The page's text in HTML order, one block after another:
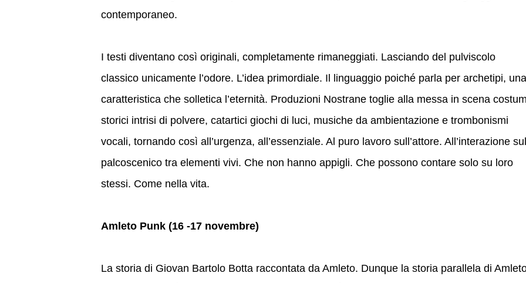
contemporaneo.
I testi diventano così originali, completamente rimaneggiati. Lasciando del pulviscolo
classico unicamente l’odore. L’idea primordiale. Il linguaggio poiché parla per archetipi, una
caratteristica che solletica l’eternità. Produzioni Nostrane toglie alla messa in scena
storici intrisi di polvere, catartici giochi di luci, musiche da ambientazione e trombonismi
vocali, tornando così all’urgenza, all’essenziale. Al puro lavoro sull’attore. All’interazione sul
palcoscenico tra elementi vivi. Che non hanno appigli. Che possono contare solo su loro
stessi. Come nella vita.
Amleto Punk (16 -17 novembre)
La storia di Giovan Bartolo Botta raccontata da Amleto. Dunque la storia parallela di